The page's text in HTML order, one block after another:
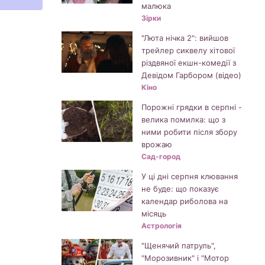
малюка
Зірки
"Люта нічка 2": вийшов
трейлер сиквелу хітової
різдвяної екшн-комедії з
Девідом Гарбором (відео)
Кіно
Порожні грядки в серпні -
велика помилка: що з
ними робити після збору
врожаю
Сад-город
У ці дні серпня клювання
не буде: що показує
календар риболова на
місяць
Астрологія
"Щенячий патруль",
"Морозивник" і "Мотор